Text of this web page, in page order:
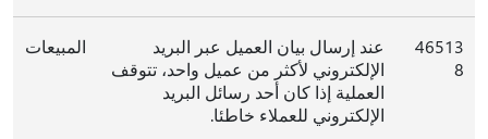
46513
8
عند إرسال بيان العميل عبر البريد
الإلكتروني لأكثر من عميل واحد، تتوقف
العملية إذا كان أحد رسائل البريد
الإلكتروني للعملاء خاطئا.
المبيعات